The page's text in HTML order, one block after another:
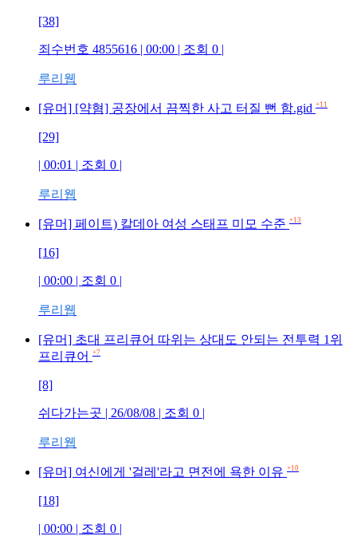
[38]
죄수번호 4855616 | 00:00 | 조회 0 |
루리웹
[유머] [약혐] 공장에서 끔찍한 사고 터질 뻔 함.gid +11
[29]
| 00:01 | 조회 0 |
루리웹
[유머] 페이트) 칼데아 여성 스태프 미모 수준 +13
[16]
| 00:00 | 조회 0 |
루리웹
[유머] 초대 프리큐어 따위는 상대도 안되는 전투력 1위
프리큐어
+7
[8]
쉬다가는곳 | 26/08/08 | 조회 0 |
루리웹
[유머] 여신에게 '걸레'라고 면전에 욕한 이유 +10
[18]
| 00:00 | 조회 0 |